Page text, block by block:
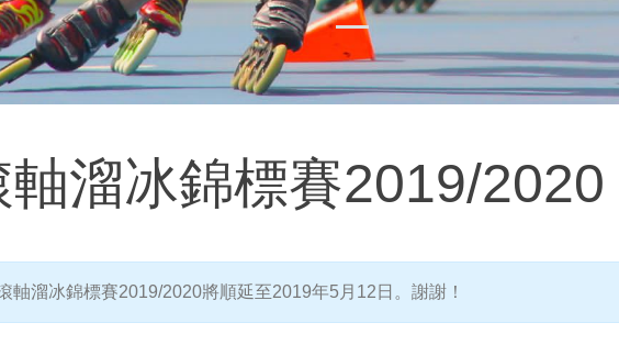
溜冰錦標賽2019/2020
軸溜冰錦標賽2019/2020將順延至2019年5月12日。謝謝！